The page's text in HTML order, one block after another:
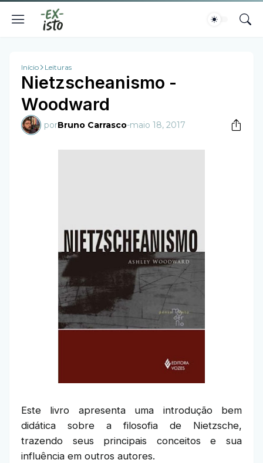
Início Leituras
Nietzscheanismo -
Woodward
porBruno Carrasco-maio 18, 2017
Este livro apresenta uma introdução bem
didática sobre a filosofia de Nietzsche,
trazendo seus principais conceitos e sua
influência em outros autores.